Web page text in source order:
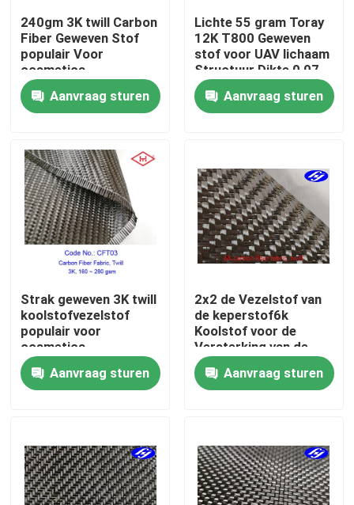
Thuis
Producten
Videos
Over ons
Fabrieksreis
Kwaliteitscontrole
Contacteer ons
Vraag een offerte aan
De Stof van koolstofaramid
240gm 3K twill Carbon
Fiber Geweven Stof
populair Voor
cosmetica
Aanvraag sturen
Lichte 55 gram Toray
12K T800 Geweven
stof voor UAV lichaam
Structuur Dikte 0,07
mm Ruw materiaal
Carbon garen
Aanvraag sturen
Strak geweven 3K twill
koolstofvezelstof
populair voor
cosmetica
Aanvraag sturen
2x2 de Vezelstof van
de keperstof6k
Koolstof voor de
Versterking van de
Jachtrompconstructie
Aanvraag sturen